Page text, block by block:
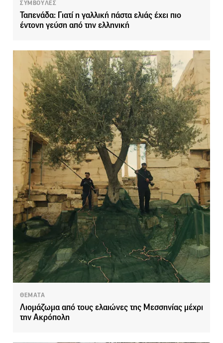
ΣΥΜΒΟΥΛΕΣ
Ταπενάδα: Γιατί η γαλλική πάστα ελιάς έχει πιο
έντονη γεύση από την ελληνική
ΘΕΜΑΤΑ
Λιομάζωμα από τους ελαιώνες της Μεσσηνίας μέχρι
την Ακρόπολη